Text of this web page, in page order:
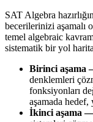
SAT Algebra
becerilerinizi aşamalı
temel algebraic
sistematik bir yol
Birinci aşama
denklemleri
fonksiyonları
aşamada hedef,
İkinci aşama